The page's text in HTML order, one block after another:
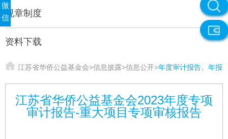
规章制度
资料下载
江苏省华侨公益基金会>信息披露>信息公开>年度审计报告、年报
江苏省华侨公益基金会2023年度专项
审计报告-重大项目专项审核报告
微
信